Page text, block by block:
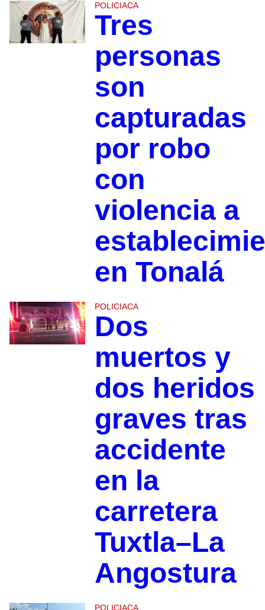
POLICIACA
Tres
personas
son
capturadas
por robo
con
violencia a
en Tonalá
POLICIACA
Dos
muertos y
dos heridos
graves tras
accidente
en la
carretera
Tuxtla–La
Angostura
POLICIACA